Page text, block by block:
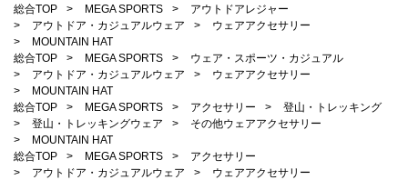
総合TOP
> MEGA SPORTS >
アウトドアレジャー
>
アウトドア・カジュアルウェア >
ウェアアクセサリー
>
MOUNTAIN HAT
総合TOP
> MEGA SPORTS >
ウェア・スポーツ・カジュアル
>
アウトドア・カジュアルウェア >
ウェアアクセサリー
>
MOUNTAIN HAT
総合TOP
> MEGA SPORTS > アクセサリー >
登山・トレッキング
>
登山・トレッキングウェア >
その他ウェアアクセサリー
>
MOUNTAIN HAT
総合TOP
> MEGA SPORTS >
アクセサリー
>
アウトドア・カジュアルウェア >
ウェアアクセサリー